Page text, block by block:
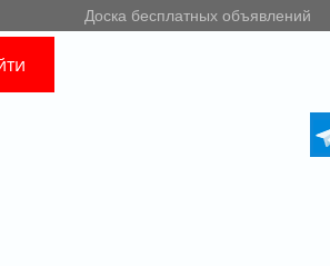
Доска бесплатных объявлений